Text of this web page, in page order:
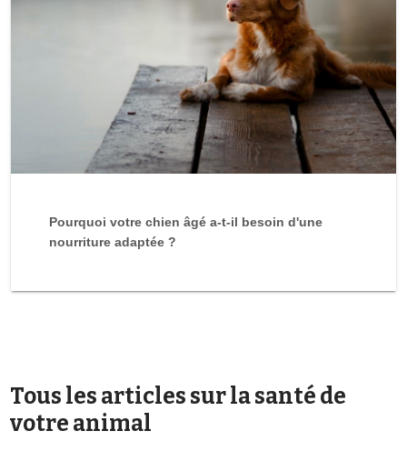
Pourquoi votre chien âgé a-t-il besoin d'une
nourriture adaptée ?
Tous les articles sur la santé de
votre animal